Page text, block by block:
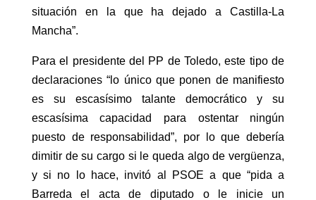
situación en la que ha dejado a Castilla-La
Mancha”.
Para el presidente del PP de Toledo, este tipo de
declaraciones “lo único que ponen de manifiesto
es su escasísimo talante democrático y su
escasísima capacidad para ostentar ningún
puesto de responsabilidad”, por lo que debería
dimitir de su cargo si le queda algo de vergüenza,
y si no lo hace, invitó al PSOE a que “pida a
Barreda el acta de diputado o le inicie un